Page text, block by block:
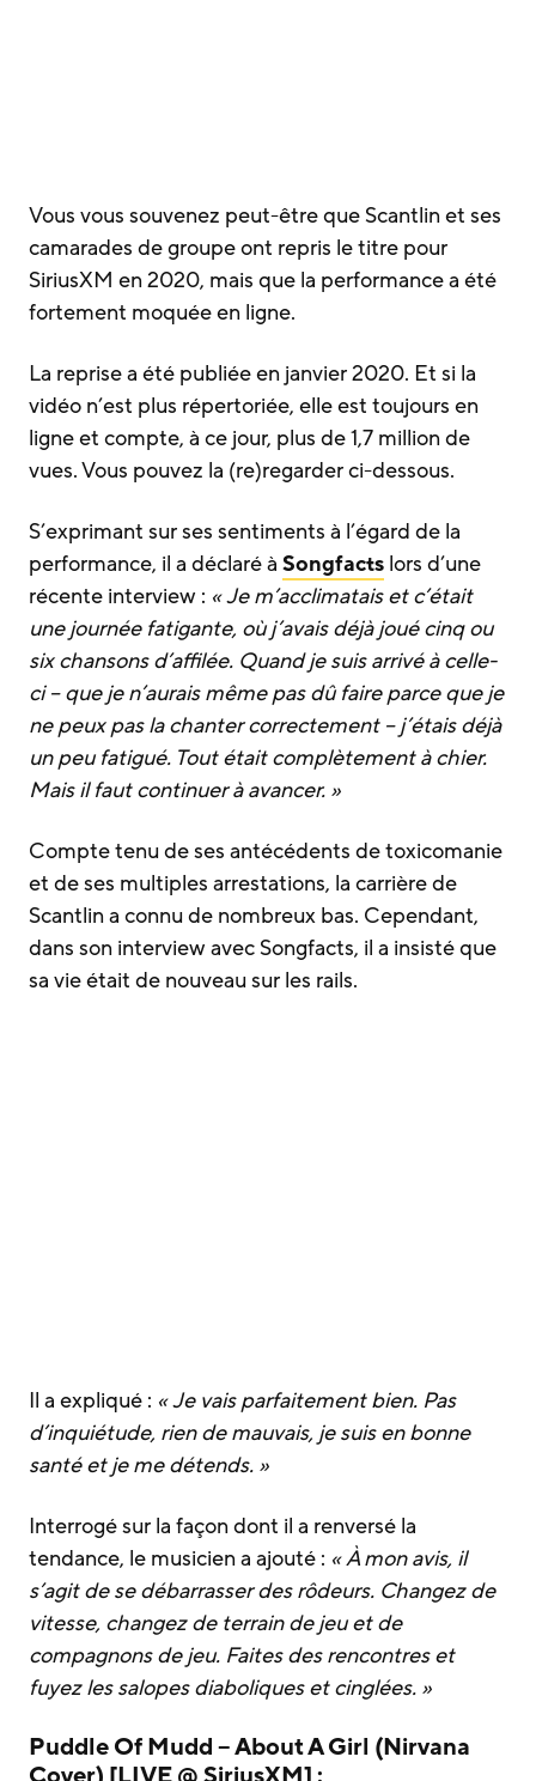
Vous vous souvenez peut-être que Scantlin et ses
camarades de groupe ont repris le titre pour
SiriusXM en 2020, mais que la performance a été
fortement moquée en ligne.
La reprise a été publiée en janvier 2020. Et si la
vidéo n’est plus répertoriée, elle est toujours en
ligne et compte, à ce jour, plus de 1,7 million de
vues. Vous pouvez la (re)regarder ci-dessous.
S’exprimant sur ses sentiments à l’égard de la
performance, il a déclaré à Songfacts lors d’une
récente interview : « Je m’acclimatais et c’était
une journée fatigante, où j’avais déjà joué cinq ou
six chansons d’affilée. Quand je suis arrivé à celle-
ci – que je n’aurais même pas dû faire parce que je
ne peux pas la chanter correctement – j’étais déjà
un peu fatigué. Tout était complètement à chier.
Mais il faut continuer à avancer. »
Compte tenu de ses antécédents de toxicomanie
et de ses multiples arrestations, la carrière de
Scantlin a connu de nombreux bas. Cependant,
dans son interview avec Songfacts, il a insisté que
sa vie était de nouveau sur les rails.
Il a expliqué : « Je vais parfaitement bien. Pas
d’inquiétude, rien de mauvais, je suis en bonne
santé et je me détends. »
Interrogé sur la façon dont il a renversé la
tendance, le musicien a ajouté : « À mon avis, il
s’agit de se débarrasser des rôdeurs. Changez de
vitesse, changez de terrain de jeu et de
compagnons de jeu. Faites des rencontres et
fuyez les salopes diaboliques et cinglées. »
Puddle Of Mudd – About A Girl (Nirvana